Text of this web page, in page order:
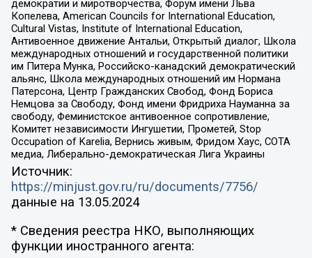
демократии и миротворчества, Форум имени Льва
Копелева, American Councils for International Education,
Cultural Vistas, Institute of International Education,
Антивоенное движение Антальи, Открытый диалог, Школа
международных отношений и государственной политики
им Питера Мунка, Российско-канадский демократический
альянс, Школа международных отношений им Нормана
Патерсона, Центр Гражданских Свобод, Фонд Бориса
Немцова за Свободу, Фонд имени Фридриха Науманна за
свободу, Феминистское антивоенное сопротивление,
Комитет независимости Ингушетии, Прометей, Stop
Occupation of Karelia, Вернись живым, Фридом Хаус, СОТА
медиа, Либерально-демократическая Лига Украины
Источник:
https://minjust.gov.ru/ru/documents/7756/
данные на 13.05.2024
* Сведения реестра НКО, выполняющих
функции иностранного агента: